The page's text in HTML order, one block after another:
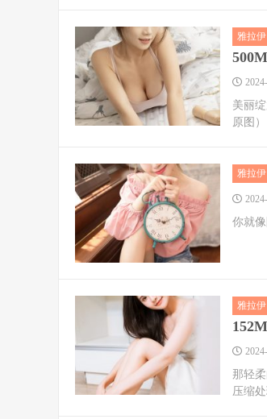
雅拉伊
美丽
原图）
雅拉伊
你就
雅拉伊
那轻
压缩